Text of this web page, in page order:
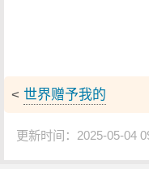
< 世界赠予我的
更新时间：2025-05-04